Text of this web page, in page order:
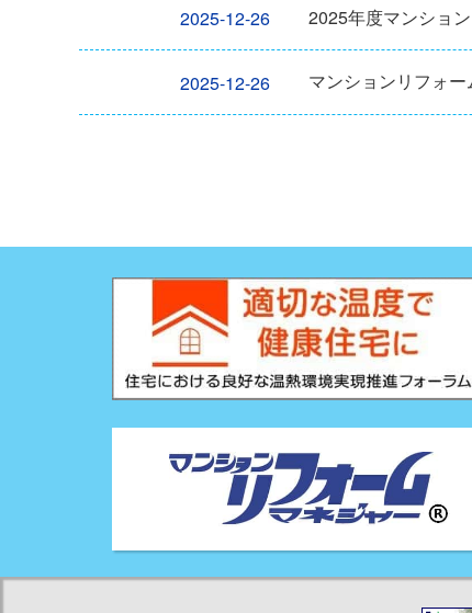
2025-12-26 2025年度マンショ
2025-12-26 マンションリフォ